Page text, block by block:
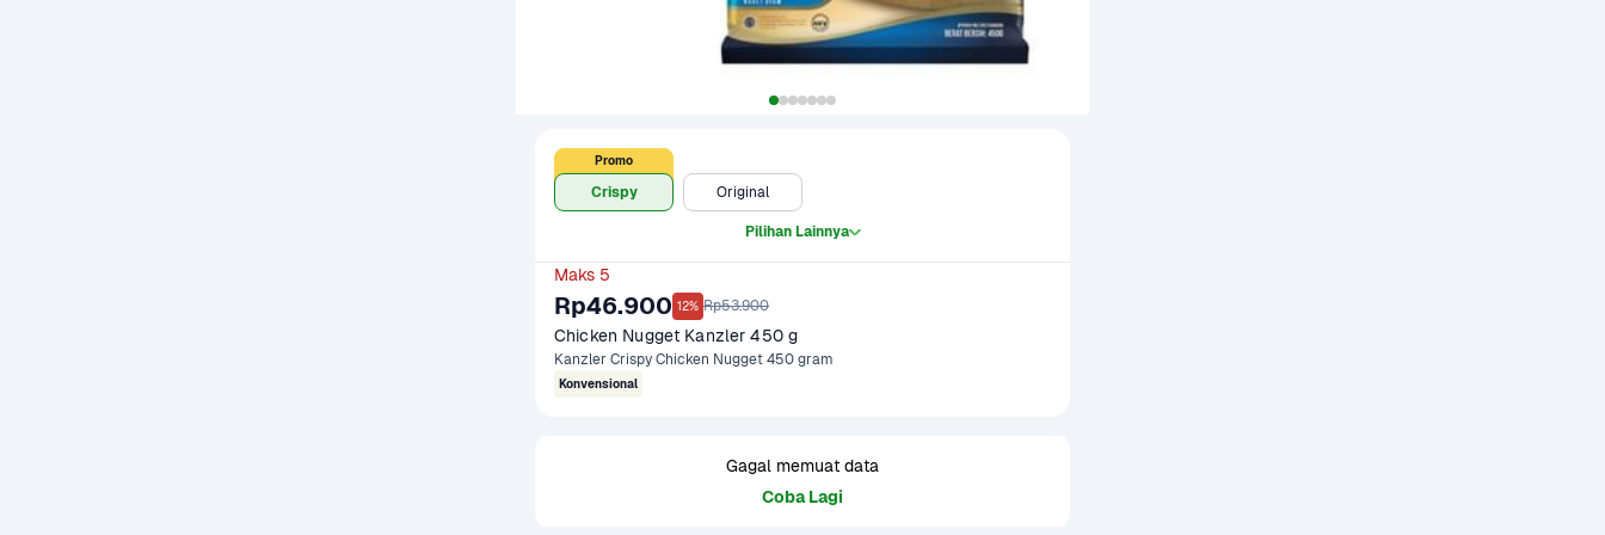
Crispy
Promo
Original
Pilihan Lainnya
Maks 5
Rp46.900 12% Rp53.900
Chicken Nugget Kanzler 450 g
Kanzler Crispy Chicken Nugget 450 gram
Konvensional
Gagal memuat data
Coba Lagi